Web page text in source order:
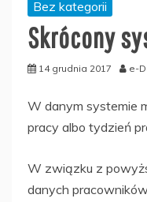
Bez kategorii
Skrócony
14 grudnia 2017 e-
W danym systemie
pracy albo tydzień
W związku z
danych